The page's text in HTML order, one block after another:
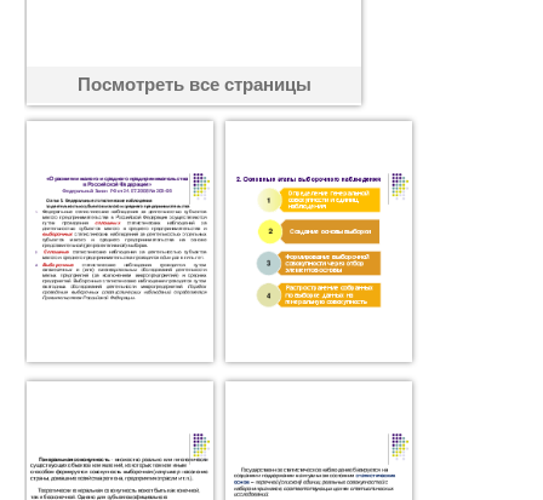
Посмотреть все страницы